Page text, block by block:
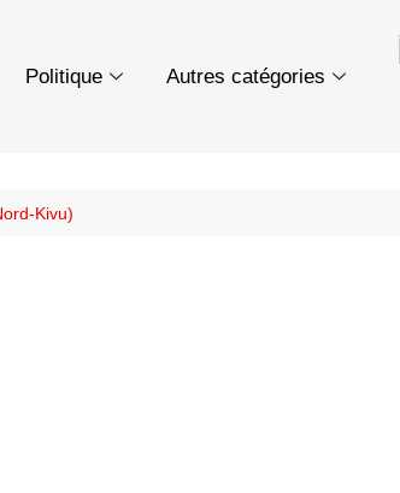
Politique Autres catégories
Kivu)